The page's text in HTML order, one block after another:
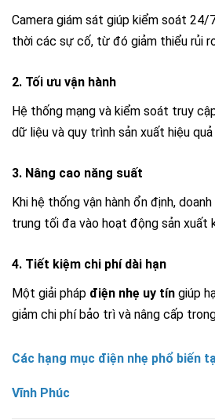
Camera giám sát giúp kiểm soát 24/
thời các sự cố, từ đó giảm thiểu rủi
2. Tối ưu vận hành
Hệ thống mạng và kiểm soát truy
dữ liệu và quy trình sản xuất hiệu quả
3. Nâng cao năng suất
Khi hệ thống vận hành ổn định,
trung tối đa vào hoạt động sản xuất
4. Tiết kiệm chi phí dài hạn
Một giải pháp điện nhẹ uy tín giúp
giảm chi phí bảo trì và nâng cấp
Các hạng mục điện nhẹ phổ biến
Vĩnh Phúc